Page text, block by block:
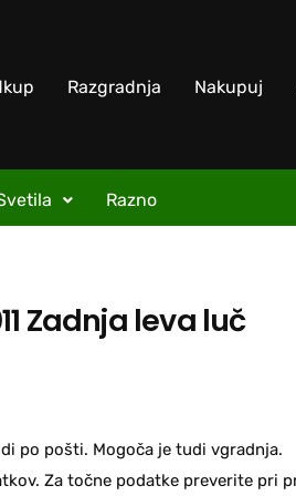
Razgradnja Nakupuj
Razno
Zadnja leva luč
po pošti. Mogoča je tudi vgradnja.
Za točne podatke preverite pri